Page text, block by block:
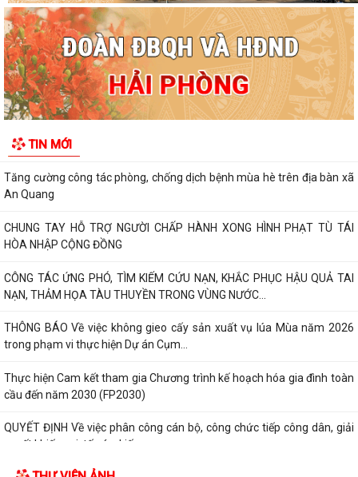
TIN MỚI
XÃ AN QUANG TỔ CHỨC PHIÊN HỌP LẦN THỨ II BAN ĐẠI DIỆN HỘI
ĐỒNG QUẢN TRỊ NGÂN HÀNG CHÍNH SÁCH XÃ HỘI
"SMART HẢI PHÒNG - CÔNG DÂN THÔNG MINH, THÀNH PHỐ MẠNH
MẼ"
vụ 6 tháng cuối năm 2026
Tăng cường công tác phòng, chống dịch bệnh mùa hè trên địa bàn xã
An Quang
CHUNG TAY HỖ TRỢ NGƯỜI CHẤP HÀNH XONG HÌNH PHẠT TÙ TÁI
HÒA NHẬP CỘNG ĐỒNG
CÔNG TÁC ỨNG PHÓ, TÌM KIẾM CỨU NẠN, KHẮC PHỤC HẬU QUẢ TAI
NẠN, THẢM HỌA TÀU THUYỀN TRONG VÙNG NƯỚC...
THÔNG BÁO Về việc không gieo cấy sản xuất vụ lúa Mùa năm 2026
trong phạm vi thực hiện Dự án Cụm...
Thực hiện Cam kết tham gia Chương trình kế hoạch hóa gia đình toàn
cầu đến năm 2030 (FP2030)
QUYẾT ĐỊNH Về việc phân công cán bộ, công chức tiếp công dân, giải
quyết khiếu nại, tố cáo, kiến...